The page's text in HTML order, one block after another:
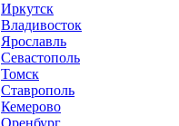
Иркутск
Владивосток
Ярославль
Севастополь
Томск
Ставрополь
Кемерово
Оренбург